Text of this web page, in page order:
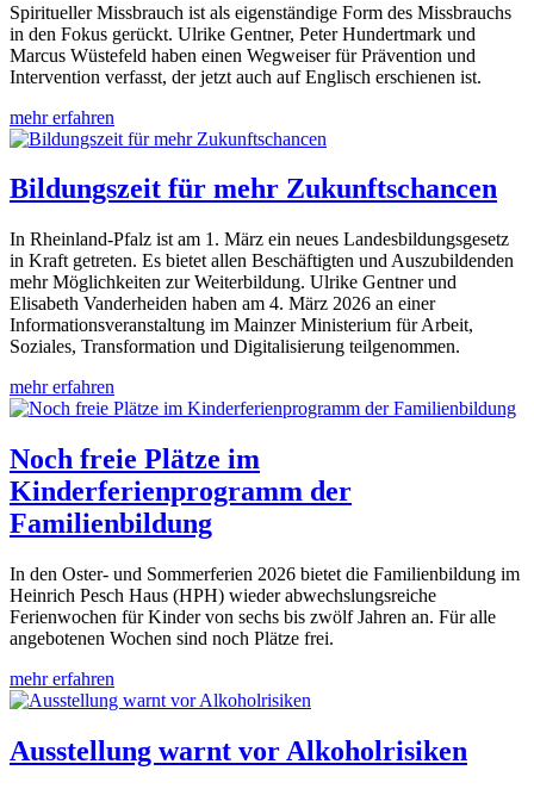
Spiritueller Missbrauch ist als eigenständige Form des Missbrauchs
in den Fokus gerückt. Ulrike Gentner, Peter Hundertmark und
Marcus Wüstefeld haben einen Wegweiser für Prävention und
Intervention verfasst, der jetzt auch auf Englisch erschienen ist.
mehr erfahren
Bildungszeit für mehr Zukunftschancen
In Rheinland-Pfalz ist am 1. März ein neues Landesbildungsgesetz
in Kraft getreten. Es bietet allen Beschäftigten und Auszubildenden
mehr Möglichkeiten zur Weiterbildung. Ulrike Gentner und
Elisabeth Vanderheiden haben am 4. März 2026 an einer
Informationsveranstaltung im Mainzer Ministerium für Arbeit,
Soziales, Transformation und Digitalisierung teilgenommen.
mehr erfahren
Noch freie Plätze im
Kinderferienprogramm der
Familienbildung
In den Oster- und Sommerferien 2026 bietet die Familienbildung im
Heinrich Pesch Haus (HPH) wieder abwechslungsreiche
Ferienwochen für Kinder von sechs bis zwölf Jahren an. Für alle
angebotenen Wochen sind noch Plätze frei.
mehr erfahren
Ausstellung warnt vor Alkoholrisiken